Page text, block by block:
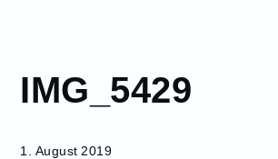
Home
IMG_5429
IMG_5429
1. August 2019